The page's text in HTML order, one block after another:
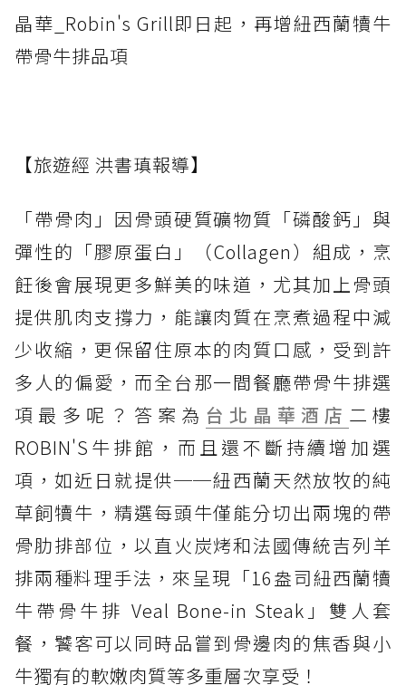
晶華_Robin's Grill即日起，再增紐西蘭犢牛
帶骨牛排品項
【旅遊經 洪書瑱報導】
「帶骨肉」因骨頭硬質礦物質「磷酸鈣」與
彈性的「膠原蛋白」（Collagen）組成，烹
飪後會展現更多鮮美的味道，尤其加上骨頭
提供肌肉支撐力，能讓肉質在烹煮過程中減
少收縮，更保留住原本的肉質口感，受到許
多人的偏愛，而全台那一間餐廳帶骨牛排選
項最多呢？答案為 台北晶華酒店 二樓
ROBIN'S牛排館，而且還不斷持續增加選
項，如近日就提供──紐西蘭天然放牧的純
草飼犢牛，精選每頭牛僅能分切出兩塊的帶
骨肋排部位，以直火炭烤和法國傳統吉列羊
排兩種料理手法，來呈現「16盎司紐西蘭犢
牛帶骨牛排 Veal Bone-in Steak」雙人套
餐，饕客可以同時品嘗到骨邊肉的焦香與小
牛獨有的軟嫩肉質等多重層次享受！